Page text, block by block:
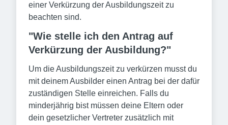
einer Verkürzung der Ausbildungszeit zu
beachten sind.
"Wie stelle ich den Antrag auf
Verkürzung der Ausbildung?"
Um die Ausbildungszeit zu verkürzen musst du
mit deinem Ausbilder einen Antrag bei der dafür
zuständigen Stelle einreichen. Falls du
minderjährig bist müssen deine Eltern oder
dein gesetzlicher Vertreter zusätzlich mit